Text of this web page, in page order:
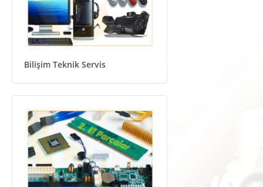
Bilişim Teknik Servis